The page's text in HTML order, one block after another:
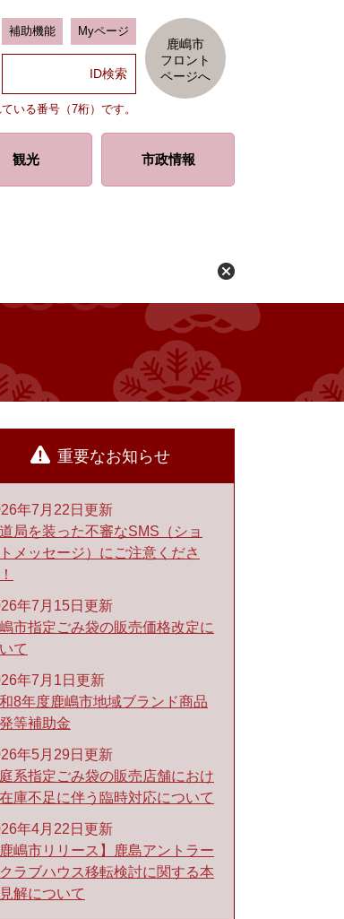
補助機能 Myページ
いる番号（7桁）です。
鹿嶋市
フロント
ページへ
観光 市政情報
重要なお知らせ
年7月22日更新
局を装った不審なSMS（ショ
メッセージ）にご注意くださ
年7月15日更新
市指定ごみ袋の販売価格改定に
て
年7月1日更新
8年度鹿嶋市地域ブランド商品
等補助金
年5月29日更新
系指定ごみ袋の販売店舗におけ
庫不足に伴う臨時対応について
年4月22日更新
鹿嶋市リリース】鹿島アントラー
ラブハウス移転検討に関する本
解について